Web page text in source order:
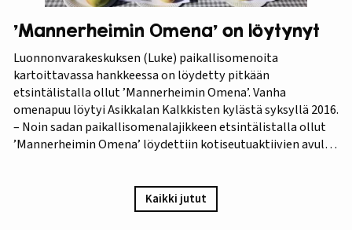
’Mannerheimin Omena’ on löytynyt
Luonnonvarakeskuksen (Luke) paikallisomenoita
kartoittavassa hankkeessa on löydetty pitkään
etsintälistalla ollut ’Mannerheimin Omena’. Vanha
omenapuu löytyi Asikkalan Kalkkisten kylästä syksyllä 2016.
– Noin sadan paikallisomenalajikkeen etsintälistalla ollut
’Mannerheimin Omena’ löydettiin kotiseutuaktiivien avulla.
vastaa Puutarha-lehden vuosien 1921 ja 1931 kuvauksia,
iloitsee tutkija Maarit Heinonen Lukesta.…
Kaikki jutut